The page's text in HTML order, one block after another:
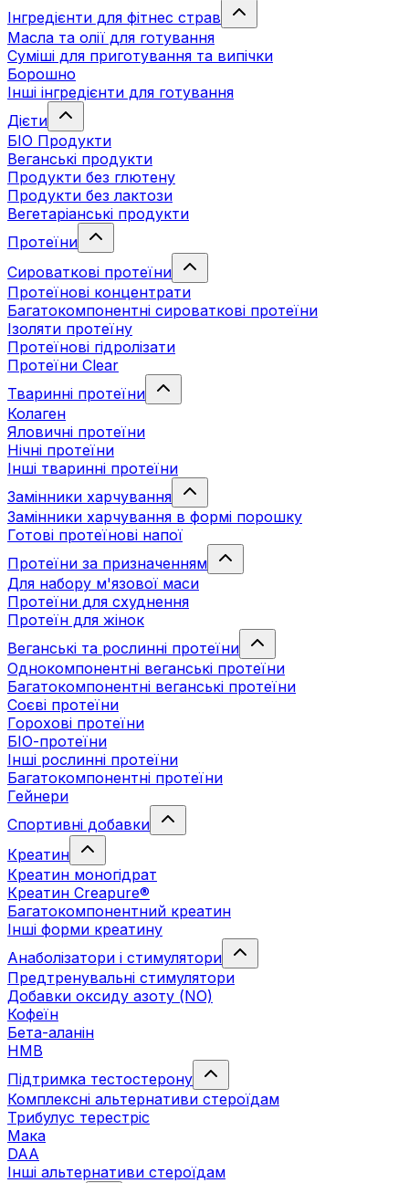
Інгредієнти для фітнес страв
Масла та олії для готування
Суміші для приготування та випічки
Борошно
Інші інгредієнти для готування
Дієти
БІО Продукти
Веганські продукти
Продукти без глютену
Продукти без лактози
Вегетаріанські продукти
Протеїни
Сироваткові протеїни
Протеїнові концентрати
Багатокомпонентні сироваткові протеїни
Ізоляти протеїну
Протеїнові гідролізати
Протеїни Clear
Тваринні протеїни
Колаген
Яловичні протеїни
Нічні протеїни
Інші тваринні протеїни
Замінники харчування
Замінники харчування в формі порошку
Готові протеїнові напої
Протеїни за призначенням
Для набору м'язової маси
Протеїни для схуднення
Протеїн для жінок
Веганські та рослинні протеїни
Однокомпонентні веганські протеїни
Багатокомпонентні веганські протеїни
Cоєві протеїни
Горохові протеїни
БІО-протеїни
Інші рослинні протеїни
Багатокомпонентні протеїни
Гейнери
Спортивні добавки
Креатин
Креатин моногідрат
Креатин Creapure®
Багатокомпонентний креатин
Інші форми креатину
Анаболізатори і стимулятори
Предтренувальні стимулятори
Добавки оксиду азоту (NO)
Кофеїн
Бета-аланін
HMB
Підтримка тестостерону
Комплексні альтернативи стероїдам
Трибулус терестріс
Мака
DAA
Інші альтернативи стероїдам